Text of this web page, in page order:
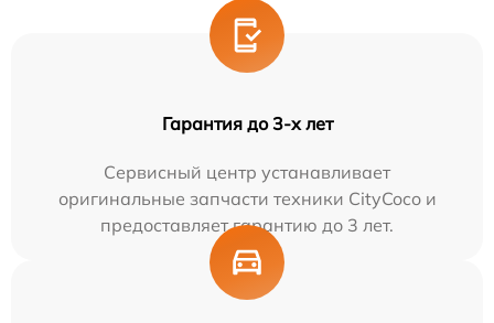
Гарантия до 3-х лет
Сервисный центр устанавливает
оригинальные запчасти техники CityCoco и
предоставляет гарантию до 3 лет.